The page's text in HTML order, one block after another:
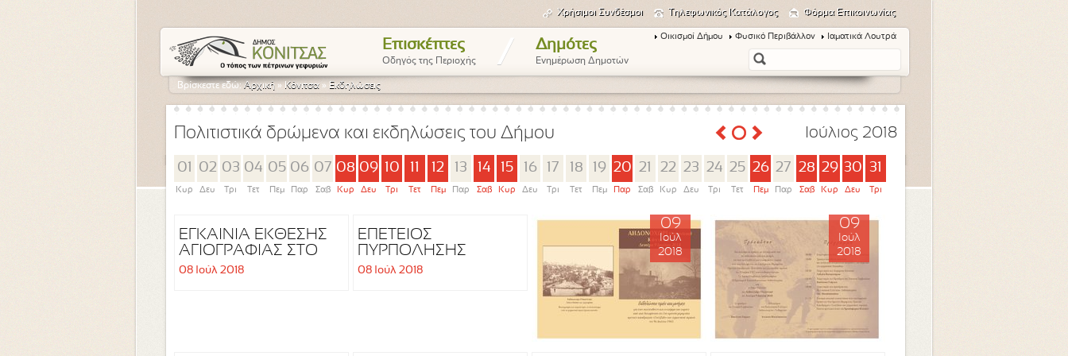
Χρήσιμοι Συνδέσμοι Τηλεφωνικός Κατάλογος Φόρμα Επικοινωνίας
Επισκέπτες
Οδηγός της Περιοχής / Δημότες
Ενημέρωση Δημοτών
Οικισμοί Δήμου Φυσικό Περιβάλλον Ιαματικά Λουτρά
Βρίσκεστε εδώ:Αρχική » Κόνιτσα » Εκδηλώσεις
Πολιτιστικά δρώμενα και εκδηλώσεις του Δήμου Ιούλιος 2018
01
Κυρ
02
Δευ
03
Τρι
04
Τετ
05
Πεμ
06
Παρ
07
Σαβ
08
Κυρ
09
Δευ
10
Τρι Τετ
12
Πεμ
13
Παρ
14
Σαβ
15
Κυρ
16
Δευ
17
Τρι
18
Τετ
19
Πεμ
20
Παρ
21
Σαβ
22
Κυρ
23
Δευ
24
Τρι
25
Τετ
26
Πεμ
27
Παρ
28
Σαβ
29
Κυρ
30
Δευ
31
Τρι
ΕΓΚΑΙΝΙΑ ΕΚΘΕΣΗΣ
ΑΓΙΟΓΡΑΦΙΑΣ ΣΤΟ
ΚΟΥΣΕΙΟ ΕΚΘΕΣΙΑΚΟ
08 Ιούλ 2018
ΕΠΕΤΕΙΟΣ
ΠΥΡΠΟΛΗΣΗΣ
ΧΩΡΙΩΝ
08 Ιούλ 2018
09
Ιούλ
2018
09
Ιούλ
2018